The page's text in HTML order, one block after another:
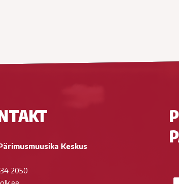
Keskus
2050